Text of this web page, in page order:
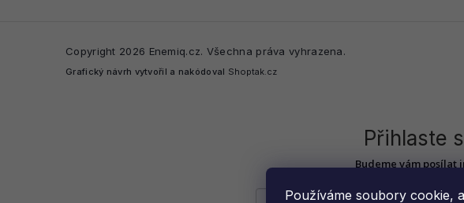
Používáme soubory cookie,
Copyright 2026 Enemiq.cz. Všechna práva vyhrazena.
Grafický návrh vytvořil a nakódoval Shoptak.cz
Přihlaste
Budeme vám posílat